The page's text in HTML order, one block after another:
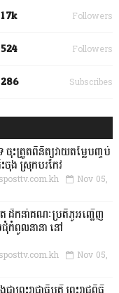
1.7k Followers
524 Followers
286 Subscribes
ះត្រួតពិនិត្យវាយតម្លៃបញ្ចប់
ង ស្រុកបរកែវ
Nov 05,
ដឹកនាំគណៈប្រតិភូអញ្ជើញ
ជុំកំពូលនានា នៅ
Nov 05,